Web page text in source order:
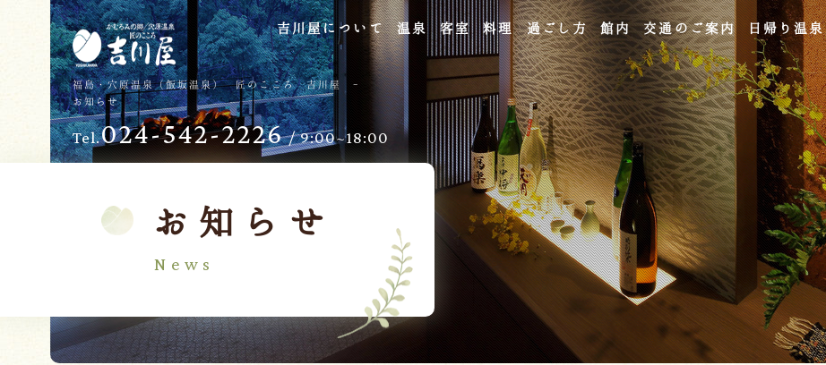
福島・穴原温泉（飯坂温泉） 匠のこころ 吉川屋 -
お知らせ
吉川屋について 温泉 客室 料理 過ごし方 館内 交通のご案内 日帰り温泉
Tel.024-542-2226/ 9:00~18:00
お知らせ
News
TOP
吉川屋について
温泉
せせらぎの杜
過ごし方
お子様向けサービス
バリアフリー
交通のご案内
吉川屋で過ごす特別な日
よくあるご質問
お問い合わせ
ご宿泊予約
予約確認・変更・キャンセル
キャンセルポリシー
宿泊約款
オンラインショップ
吉川屋×温泉むすめ
Follow us